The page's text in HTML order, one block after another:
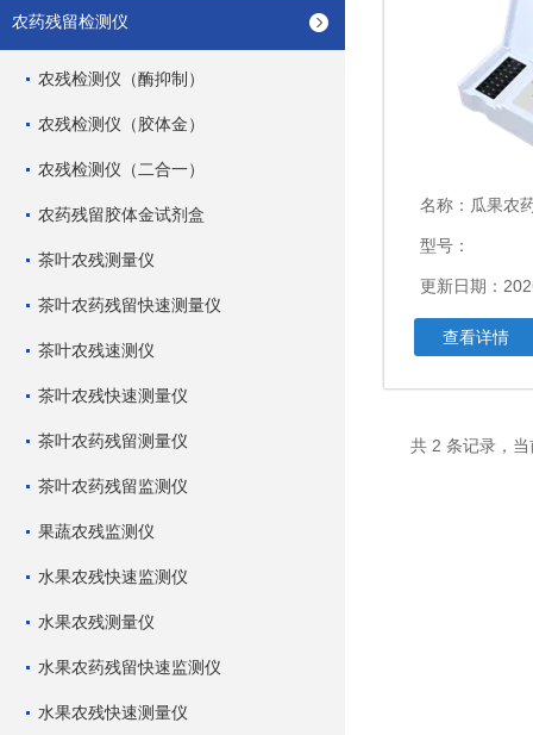
农药残留检测仪
农残检测仪（酶抑制）
农残检测仪（胶体金）
农残检测仪（二合一）
农药残留胶体金试剂盒
茶叶农残测量仪
茶叶农药残留快速测量仪
茶叶农残速测仪
茶叶农残快速测量仪
茶叶农药残留测量仪
茶叶农药残留监测仪
果蔬农残监测仪
水果农残快速监测仪
水果农残测量仪
水果农药残留快速监测仪
水果农残快速测量仪
名称： 瓜果农药
型号：
更新日期：
查看详情
共 2 条记录，